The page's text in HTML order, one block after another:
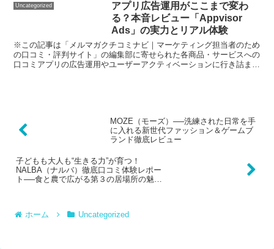
Uncategorized
アプリ広告運用がここまで変わ
る？本音レビュー「Appvisor
Ads」の実力とリアル体験
※この記事は「メルマガクチコミナビ｜マーケティング担当者のため
の口コミ・評判サイト」の編集部に寄せられた各商品・サービスへの
口コミアプリの広告運用やユーザーアクティベーションに行き詰まり
MOZE（モーズ）──洗練された日常を手
に入れる新世代ファッション＆ゲームブ
ランド徹底レビュー
子どもも大人も“生きる力”が育つ！
NALBA（ナルバ）徹底口コミ体験レポー
ト──食と農で広がる第３の居場所の魅力
ホーム Uncategorized